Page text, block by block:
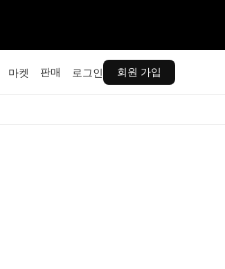
마켓 판매 로그인 회원 가입